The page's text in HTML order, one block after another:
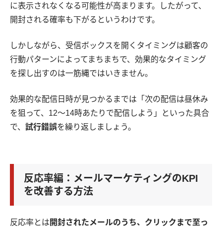
に表示されなくなる可能性が高まります。したがって、
開封される確率も下がるというわけです。
しかしながら、受信ボックスを開くタイミングは顧客の
行動パターンによってまちまちで、効果的なタイミング
を探し出すのは一筋縄ではいきません。
効果的な配信日時が見つかるまでは「次の配信は昼休み
を狙って、12～14時あたりで配信しよう」といった具合
で、 試行錯誤を繰り返しましょう。
反応率編：メールマーケティングのKPI
を改善する方法
反応率とは 開封されたメールのうち、クリックまで至っ